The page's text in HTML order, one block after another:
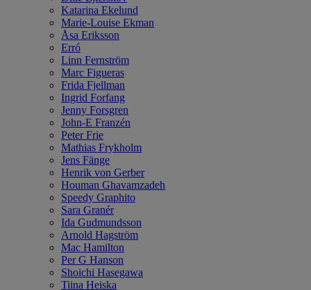
Katarina Ekelund
Marie-Louise Ekman
Åsa Eriksson
Erró
Linn Fernström
Marc Figueras
Frida Fjellman
Ingrid Forfang
Jenny Forsgren
John-E Franzén
Peter Frie
Mathias Frykholm
Jens Fänge
Henrik von Gerber
Houman Ghavamzadeh
Speedy Graphito
Sara Granér
Ida Gudmundsson
Arnold Hagström
Mac Hamilton
Per G Hanson
Shoichi Hasegawa
Tiina Heiska